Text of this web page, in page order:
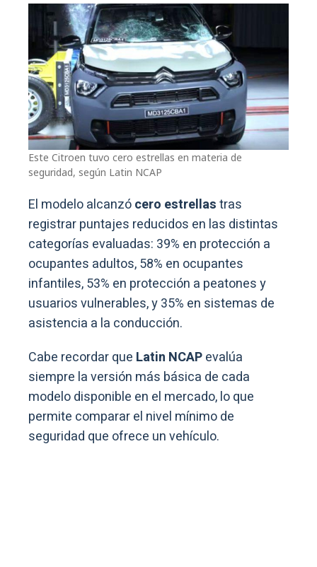
Este Citroen tuvo cero estrellas en materia de
seguridad, según Latin NCAP
El modelo alcanzócero estrellastras
registrar puntajes reducidos en las distintas
categorías evaluadas: 39% en protección a
ocupantes adultos, 58% en ocupantes
infantiles, 53% en protección a peatones y
usuarios vulnerables, y 35% en sistemas de
asistencia a la conducción.
Cabe recordar que Latin NCAPevalúa
siempre la versión más básica de cada
modelo disponible en el mercado, lo que
permite comparar el nivel mínimo de
seguridad que ofrece un vehículo.